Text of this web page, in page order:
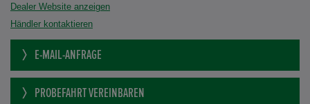
Dealer Website anzeigen
Händler kontaktieren
E-MAIL-ANFRAGE
PROBEFAHRT VEREINBAREN